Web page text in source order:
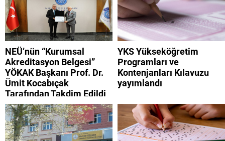
NEÜ’nün “Kurumsal
Akreditasyon Belgesi”
YÖKAK Başkanı Prof. Dr.
Ümit Kocabıçak
Tarafından Takdim Edildi
YKS Yükseköğretim
Programları ve
Kontenjanları Kılavuzu
yayımlandı